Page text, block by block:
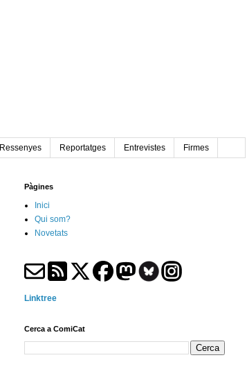
Ressenyes Reportatges Entrevistes Firmes
Pàgines
Inici
Qui som?
Novetats
Linktree
Cerca a ComiCat